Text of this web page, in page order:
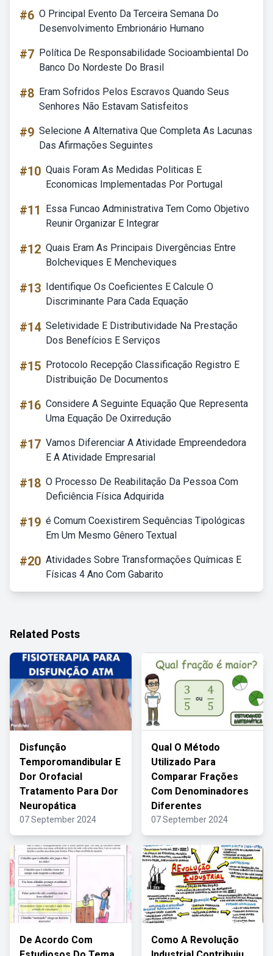
#6 O Principal Evento Da Terceira Semana Do
Desenvolvimento Embrionário Humano
#7 Política De Responsabilidade Socioambiental Do
Banco Do Nordeste Do Brasil
#8 Eram Sofridos Pelos Escravos Quando Seus
Senhores Não Estavam Satisfeitos
#9 Selecione A Alternativa Que Completa As Lacunas
Das Afirmações Seguintes
#10 Quais Foram As Medidas Politicas E
Economicas Implementadas Por Portugal
#11
Essa Funcao Administrativa Tem Como Objetivo
Reunir Organizar E Integrar
#12 Quais Eram As Principais Divergências Entre
Bolcheviques E Mencheviques
#13 Identifique Os Coeficientes E Calcule O
Discriminante Para Cada Equação
#14 Seletividade E Distributividade Na Prestação
Dos Benefícios E Serviços
#15 Protocolo Recepção Classificação Registro E
Distribuição De Documentos
#16 Considere A Seguinte Equação Que Representa
Uma Equação De Oxirredução
#17 Vamos Diferenciar A Atividade Empreendedora
E A Atividade Empresarial
#18 O Processo De Reabilitação Da Pessoa Com
Deficiência Física Adquirida
#19 é Comum Coexistirem Sequências Tipológicas
Em Um Mesmo Gênero Textual
#20 Atividades Sobre Transformações Químicas E
Físicas 4 Ano Com Gabarito
Related Posts
Disfunção
Temporomandibular E
Dor Orofacial
Tratamento Para Dor
Neuropática
07 September 2024
Qual O Método
Utilizado Para
Comparar Frações
Com Denominadores
Diferentes
07 September 2024
De Acordo Com
Como A Revolução